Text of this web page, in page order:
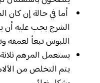
أما في حالة إن
الشرج يجب عليه أن
اللبوس تبعاً
يستعمل المرهم
يتم التخلص من